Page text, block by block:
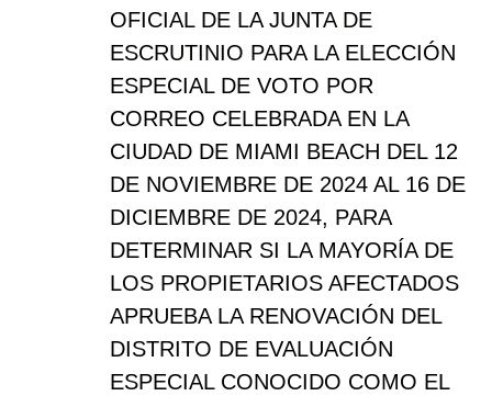
OFICIAL DE LA JUNTA DE
ESCRUTINIO PARA LA ELECCIÓN
ESPECIAL DE VOTO POR
CORREO CELEBRADA EN LA
CIUDAD DE MIAMI BEACH DEL 12
DE NOVIEMBRE DE 2024 AL 16 DE
DICIEMBRE DE 2024, PARA
DETERMINAR SI LA MAYORÍA DE
LOS PROPIETARIOS AFECTADOS
APRUEBA LA RENOVACIÓN DEL
DISTRITO DE EVALUACIÓN
ESPECIAL CONOCIDO COMO EL